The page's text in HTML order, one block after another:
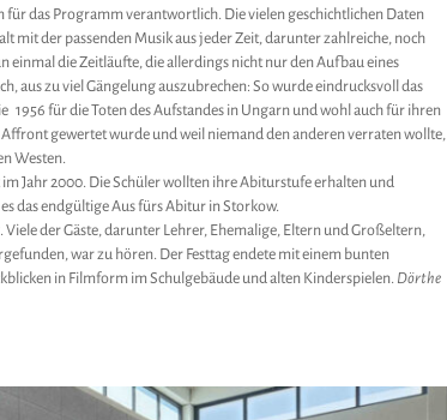
das Programm verantwortlich. Die vielen geschichtlichen Daten
mit der passenden Musik aus jeder Zeit, darunter zahlreiche, noch
einmal die Zeitläufte, die allerdings nicht nur den Aufbau eines
aus zu viel Gängelung auszubrechen: So wurde eindrucksvoll das
1956 für die Toten des Aufstandes in Ungarn und wohl auch für ihren
Affront gewertet wurde und weil niemand den anderen verraten wollte,
Westen.
Jahr 2000. Die Schüler wollten ihre Abiturstufe erhalten und
das endgültige Aus fürs Abitur in Storkow.
der Gäste, darunter Lehrer, Ehemalige, Eltern und Großeltern,
war zu hören. Der Festtag endete mit einem bunten
in Filmform im Schulgebäude und alten Kinderspielen. Dörthe